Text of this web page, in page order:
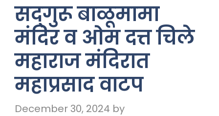
सद्‌गुरू बाळूमामा
मंदिर व ओम दत्त चिले
महाराज मंदिरात
महाप्रसाद वाटप
December 30, 2024 by